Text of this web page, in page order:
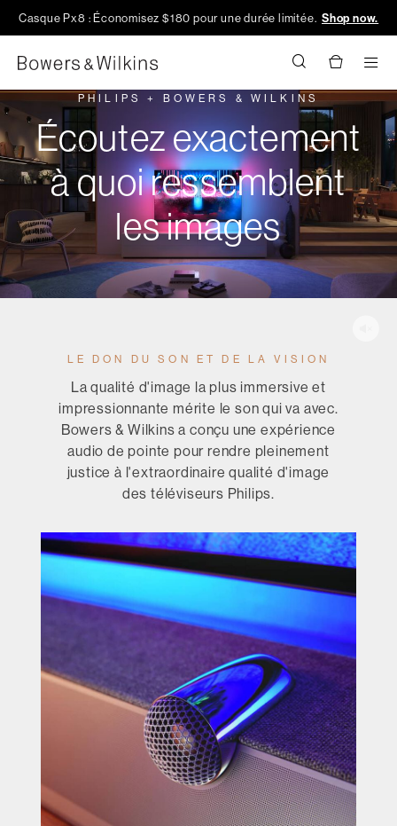
Casque Px8 : Économisez $180 pour une durée limitée. Shop now.
PHILIPS + BOWERS & WILKINS
Écoutez exactement
à quoi ressemblent
les images
LE DON DU SON ET DE LA VISION
La qualité d'image la plus immersive et
impressionnante mérite le son qui va avec.
Bowers & Wilkins a conçu une expérience
audio de pointe pour rendre pleinement
justice à l'extraordinaire qualité d'image
des téléviseurs Philips.